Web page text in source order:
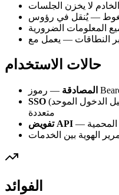
لا يخزن الجلسات
المعلومات الضرورية
حالات الاستخدام
المصادقة
SSO (تسجيل الدخول الموحد) — تسجيل الدخول لخدمات
متعددة
تفويض API
المحمية
الهوية بين الخدمات
الفوائد